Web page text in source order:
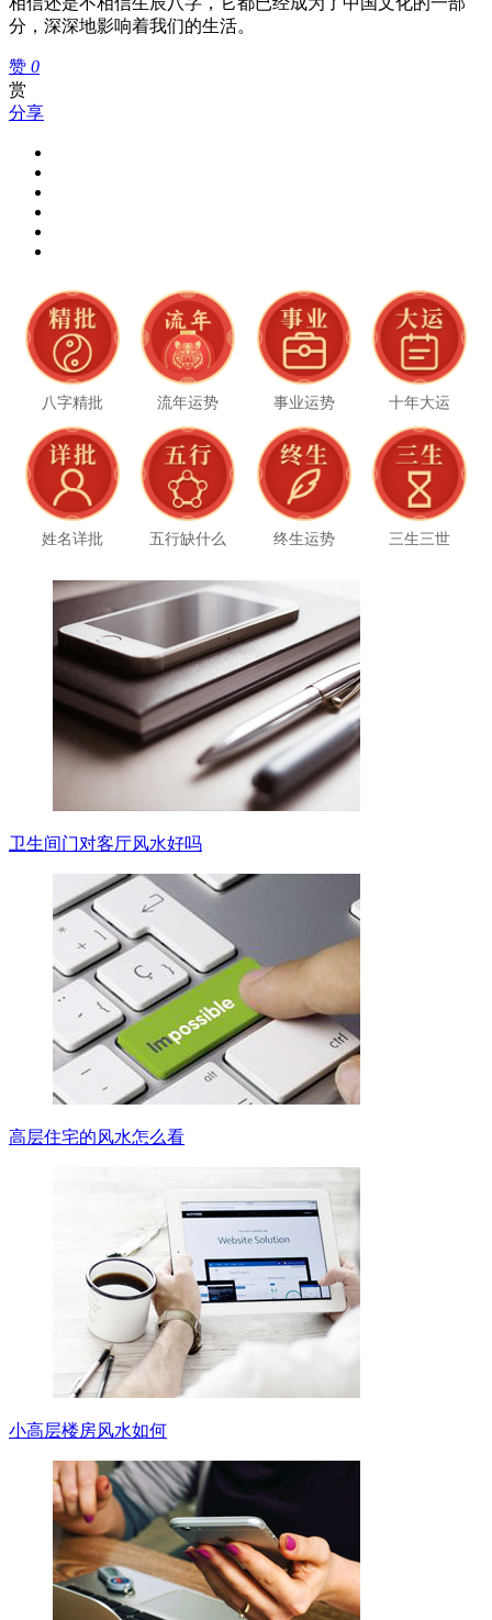
分，深深地影响着我们的生活。
赞 0
赏
分享
八字精批 流年运势 事业运势 十年大运
姓名详批 五行缺什么 终生运势 三生三世
卫生间门对客厅风水好吗
高层住宅的风水怎么看
小高层楼房风水如何